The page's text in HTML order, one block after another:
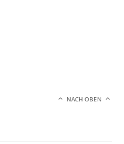
NACH OBEN